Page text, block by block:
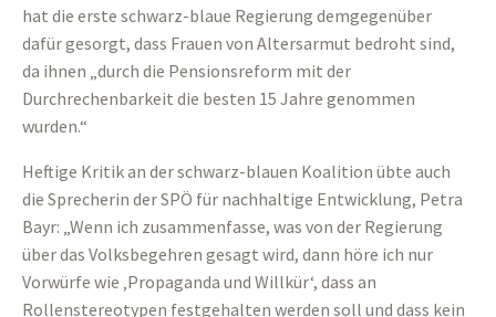
hat die erste schwarz-blaue Regierung demgegenüber
dafür gesorgt, dass Frauen von Altersarmut bedroht sind,
da ihnen „durch die Pensionsreform mit der
Durchrechenbarkeit die besten 15 Jahre genommen
wurden.“
Heftige Kritik an der schwarz-blauen Koalition übte auch
die Sprecherin der SPÖ für nachhaltige Entwicklung, Petra
Bayr: „Wenn ich zusammenfasse, was von der Regierung
über das Volksbegehren gesagt wird, dann höre ich nur
Vorwürfe wie ‚Propaganda und Willkür‘, dass an
Rollenstereotypen festgehalten werden soll und dass kein